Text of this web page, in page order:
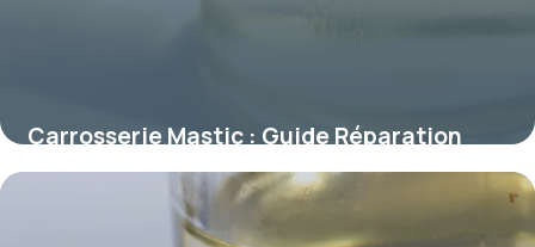
Carrosserie Mastic : Guide Réparation
2026